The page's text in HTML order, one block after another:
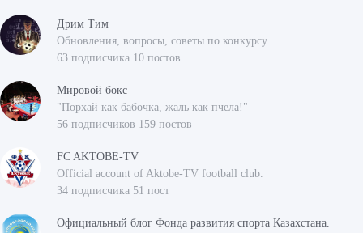
Дрим Тим
Обновления, вопросы, советы по конкурсу
63 подписчика 10 постов
Мировой бокс
"Порхай как бабочка, жаль как пчела!"
56 подписчиков 159 постов
FC AKTOBE-TV
Official account of Aktobe-TV football club.
34 подписчика 51 пост
Официальный блог Фонда развития спорта Казахстана.